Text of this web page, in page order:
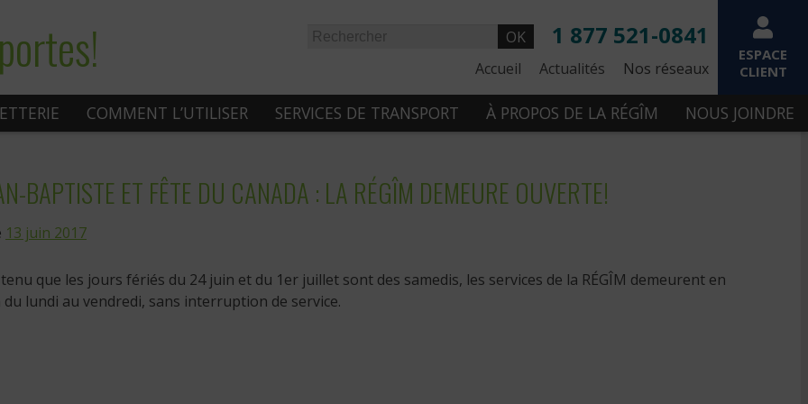
ESPACE
CLIENT
1 877 521-0841
OK
Nos réseaux
Accueil Actualités
COMMENT L’UTILISER SERVICES DE TRANSPORT À PROPOS DE LA RÉGÎM NOUS JOINDRE
BAPTISTE ET FÊTE DU CANADA : LA RÉGÎM DEMEURE OUVERTE!
13 juin 2017
que les jours fériés du 24 juin et du 1er juillet sont des samedis, les services de la RÉGÎM demeurent en
lundi au vendredi, sans interruption de service.